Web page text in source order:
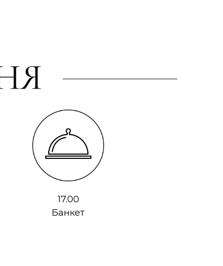
17.00
Банкет